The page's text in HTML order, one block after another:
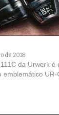
de 2018
da Urwerk é
emblemático UR-